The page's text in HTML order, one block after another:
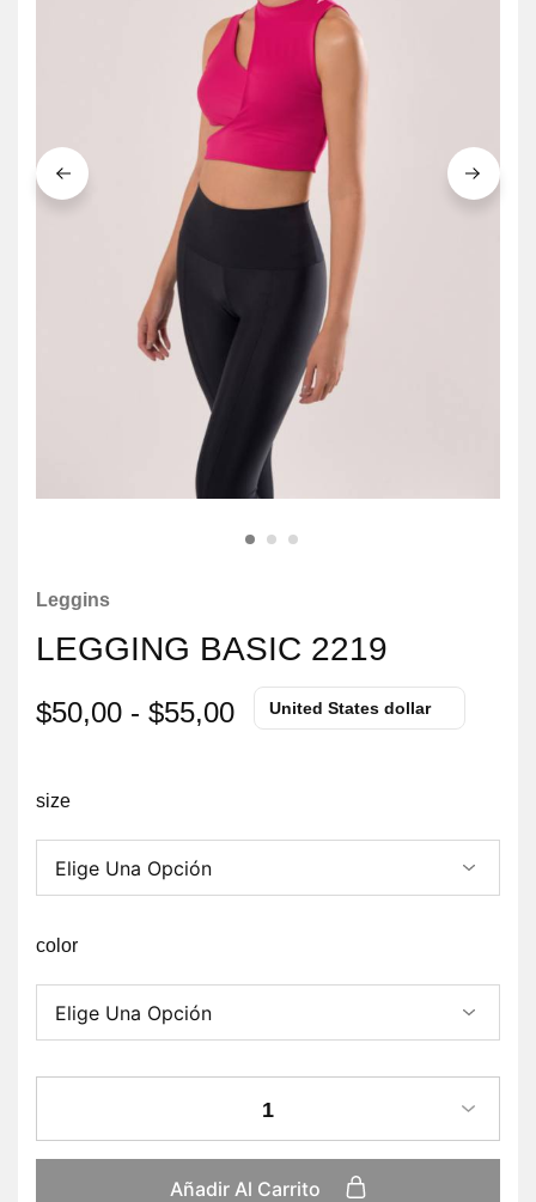
Leggins
LEGGING BASIC 2219
$50,00 - $55,00 United States dollar
size
color
1
Añadir Al Carrito